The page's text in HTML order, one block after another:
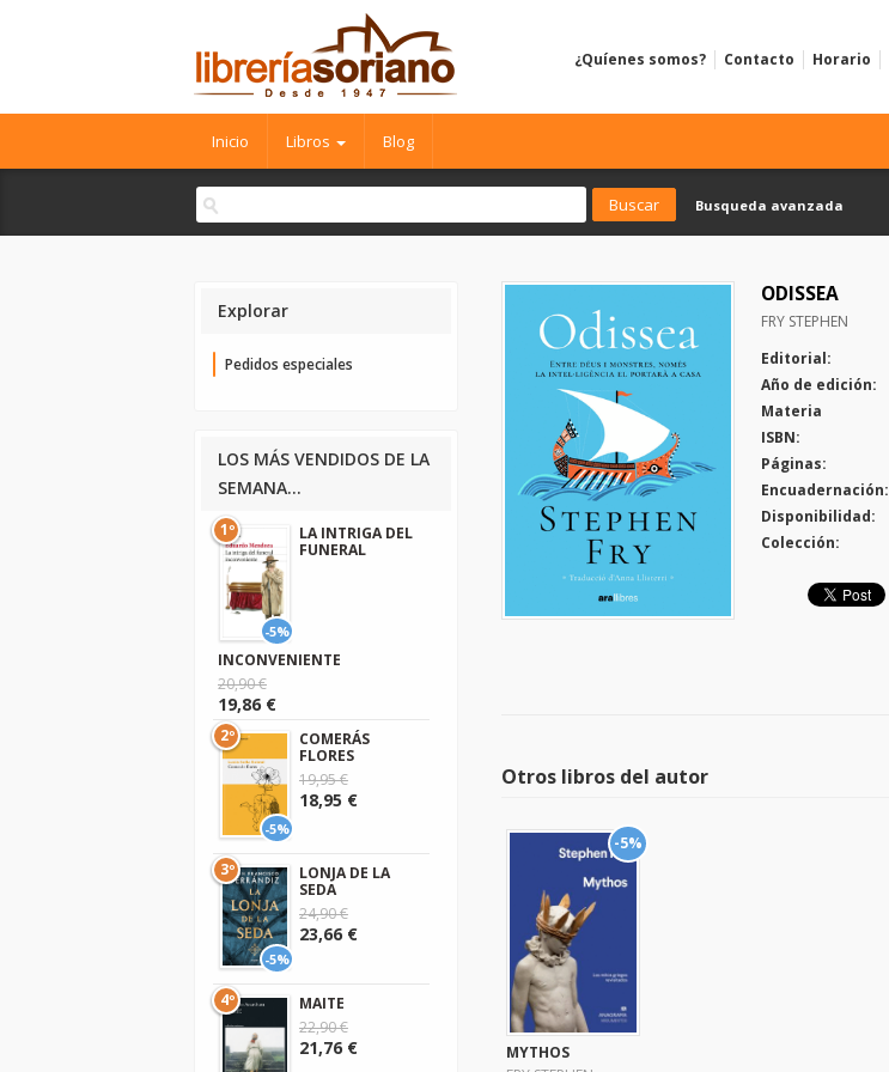
¿Quíenes somos? Contacto Horario
Inicio Libros Blog
Busqueda avanzada
ODISSEA
FRY STEPHEN
Editorial:
Año de edición:
Materia
ISBN:
Páginas:
Encuadernación:
Disponibilidad:
Colección:
Otros libros del autor
-5%
MYTHOS
Explorar
Pedidos especiales
LOS MÁS VENDIDOS DE LA
SEMANA...
-5%
1º
LA INTRIGA DEL
FUNERAL
INCONVENIENTE
20,90 €
19,86 €
-5%
2º
COMERÁS
FLORES
19,95 €
18,95 €
-5%
3º
LONJA DE LA
SEDA
24,90 €
23,66 €
4º
MAITE
22,90 €
21,76 €